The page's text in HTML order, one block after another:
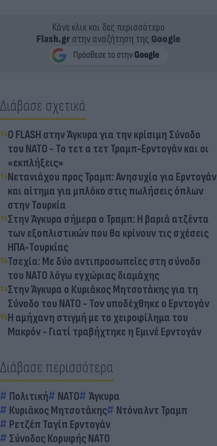
Κάνε κλικ και δες περισσότερο
Flash.grστην αναζήτηση της Google
Διάβασε σχετικά
Ο FLASH στην Άγκυρα για την κρίσιμη Σύνοδο
του ΝΑΤΟ - Το τετ α τετ Τραμπ-Ερντογάν και οι
«εκπλήξεις»
Νετανιάχου προς Τραμπ: Ανησυχία για Ερντογάν
και αίτημα για μπλόκο στις πωλήσεις όπλων
στην Τουρκία
Στην Άγκυρα σήμερα ο Τραμπ: Η βαριά ατζέντα
των εξοπλιστικών που θα κρίνουν τις σχέσεις
ΗΠΑ-Τουρκίας
Τσεχία: Με δύο αντιπροσωπείες στη σύνοδο
του ΝΑΤΟ λόγω εγχώριας διαμάχης
Στην Άγκυρα ο Κυριάκος Μητσοτάκης για τη
Σύνοδο του ΝΑΤΟ - Τον υποδέχθηκε ο Ερντογάν
Η αμήχανη στιγμή με το χειροφίλημα του
Μακρόν - Γιατί τραβήχτηκε η Εμινέ Ερντογάν
Διάβασε περισσότερα
Πολιτική ΝΑΤΟ
Άγκυρα
Κυριάκος Μητσοτάκης
Ντόναλντ Τραμπ
Ρετζέπ Ταγίπ Ερντογάν
Σύνοδος Κορυφής ΝΑΤΟ